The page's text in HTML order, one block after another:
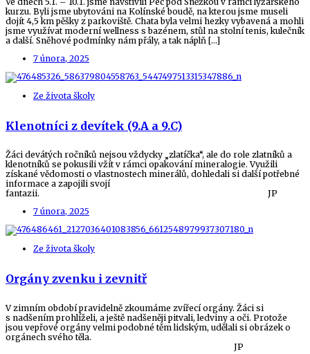
kurzu. Byli jsme ubytováni na Kolínské boudě, na kterou jsme museli
dojít 4,5 km pěšky z parkoviště. Chata byla velmi hezky vybavená a mohli
jsme využívat moderní wellness s bazénem, stůl na stolní tenis, kulečník
a další. Sněhové podmínky nám přály, a tak náplň […]
7 února, 2025
Ze života školy
Klenotníci z devítek (9.A a 9.C)
Žáci devátých ročníků nejsou vždycky „zlatíčka“, ale do role zlatníků a
klenotníků se pokusili vžít v rámci opakování mineralogie. Využili
získané vědomosti o vlastnostech minerálů, dohledali si další potřebné
informace a zapojili svojí
fantazii. JP
7 února, 2025
Ze života školy
Orgány zvenku i zevnitř
V zimním období pravidelně zkoumáme zvířecí orgány. Žáci si
s nadšením prohlíželi, a ještě nadšeněji pitvali, ledviny a oči. Protože
jsou vepřové orgány velmi podobné těm lidským, udělali si obrázek o
orgánech svého těla.
JP